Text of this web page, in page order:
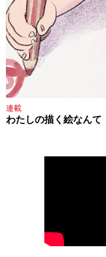
連載
わたしの描く絵なんて